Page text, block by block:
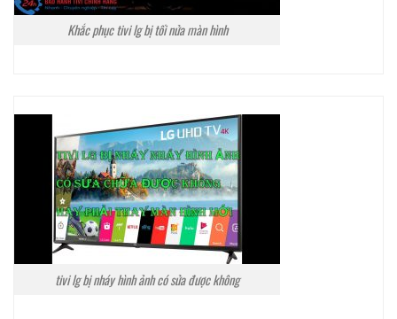
Khắc phục tivi lg bị tối nửa màn hình
tivi lg bị nháy hình ảnh có sửa được không